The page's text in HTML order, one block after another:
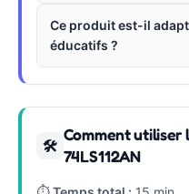
Ce produit est-il
éducatifs ?
🛠
Comment utiliser
74LS112AN